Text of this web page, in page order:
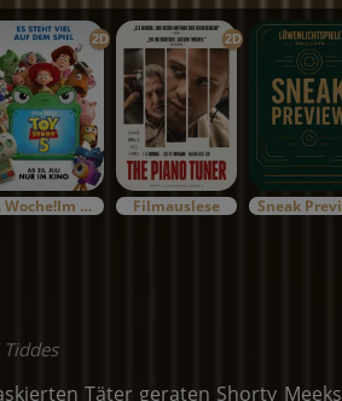
2D
3. Woche!Im Bundesstart
2D
Filmauslese Sneak
Täter geraten Shorty